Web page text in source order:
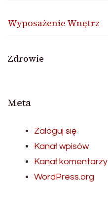
Wyposażenie Wnętrz
Zdrowie
Meta
Zaloguj się
Kanał wpisów
Kanał komentarzy
WordPress.org